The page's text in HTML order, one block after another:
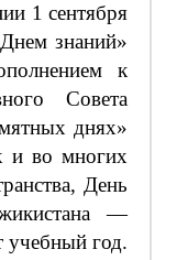
1 сентября
знаний»
к
Совета
днях»
и во многих
День
—
учебный год.